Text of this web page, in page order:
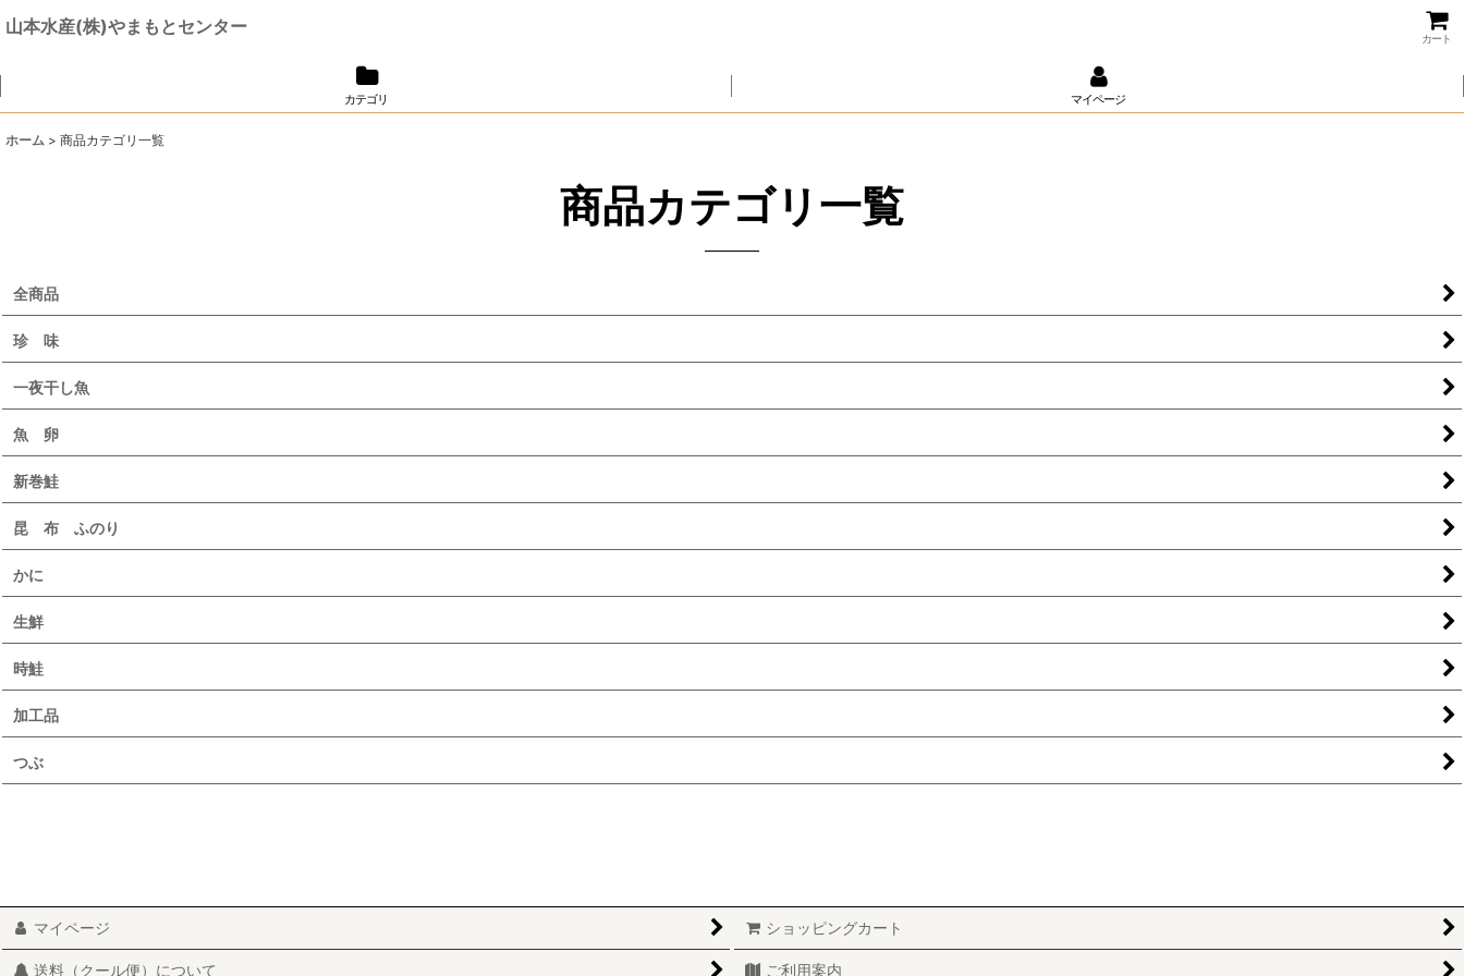
山本水産(株)やまもとセンター
カート
カテゴリ マイページ
ホーム > 商品カテゴリ一覧
商品カテゴリ一覧
全商品
珍 味
一夜干し魚
魚 卵
新巻鮭
昆 布 ふのり
かに
生鮮
時鮭
加工品
つぶ
マイページ ショッピングカート
送料（クール便）について ご利用案内